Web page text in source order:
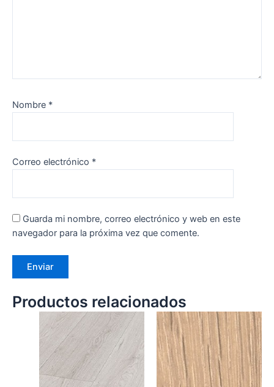
Nombre *
Correo electrónico *
Guarda mi nombre, correo electrónico y web en este
navegador para la próxima vez que comente.
Productos relacionados